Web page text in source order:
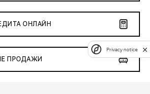
ОНЛАЙН
ПРОДАЖИ
Privacy notice